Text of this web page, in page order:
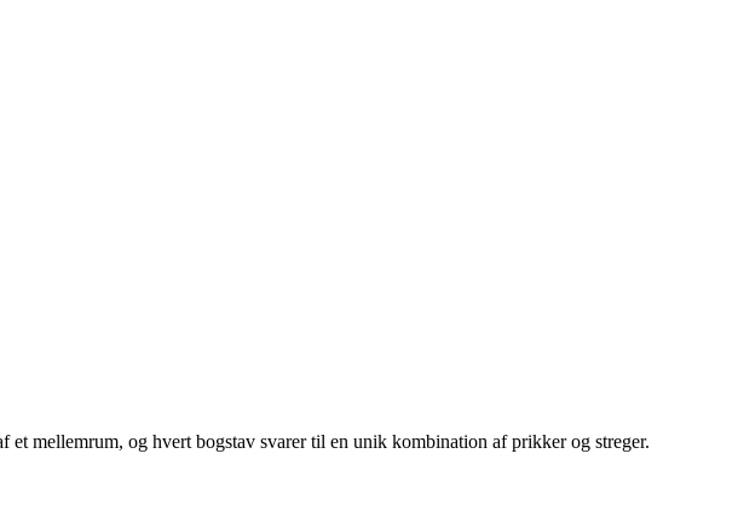
mellemrum, og hvert bogstav svarer til en unik kombination af prikker og streger.